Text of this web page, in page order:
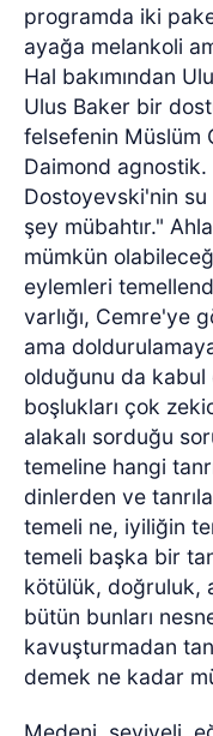
programda iki
ayağa melankoli
Hal bakımından
Ulus Baker bir
felsefenin Müslüm
Daimond
Dostoyevski'nin su
şey mübahtır."
mümkün
eylemleri
varlığı, Cemre'ye
ama
olduğunu da kabul
boşlukları çok
alakalı sorduğu
temeline hangi
dinlerden ve
temeli ne, iyiliğin
temeli başka bir
kötülük, doğruluk,
bütün bunları
kavuşturmadan
demek ne kadar